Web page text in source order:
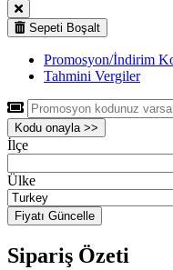
Sepeti Boşalt
Promosyon/İndirim
Tahmini Vergiler
Kodu onayla >>
İlçe
Ülke
Fiyatı Güncelle
Sipariş Özeti